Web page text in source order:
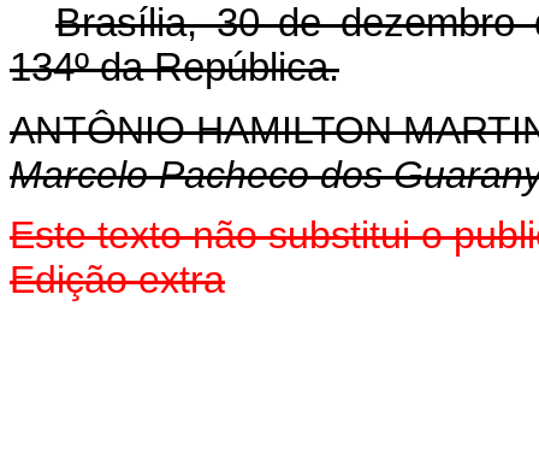
Brasília, 30 de dezembro
134º da República.
ANTÔNIO HAMILTON
Marcelo Pacheco dos
Este texto não substitui o
Edição extra